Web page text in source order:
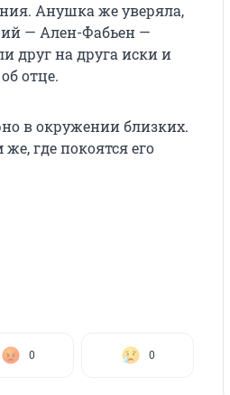
Анушка же уверяла,
— Ален-Фабьен —
друг на друга иски и
отце.
в окружении близких.
где покоятся его
0 0